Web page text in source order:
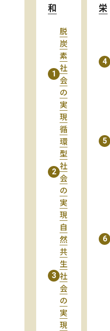
和
1
脱
炭
素
社
会
の
実
現
2
循
環
型
社
会
の
実
現
3
自
然
共
生
社
会
の
実
現
栄
4
5
6